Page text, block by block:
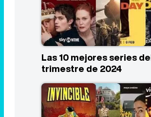
Las 10 mejores series
trimestre de 2024